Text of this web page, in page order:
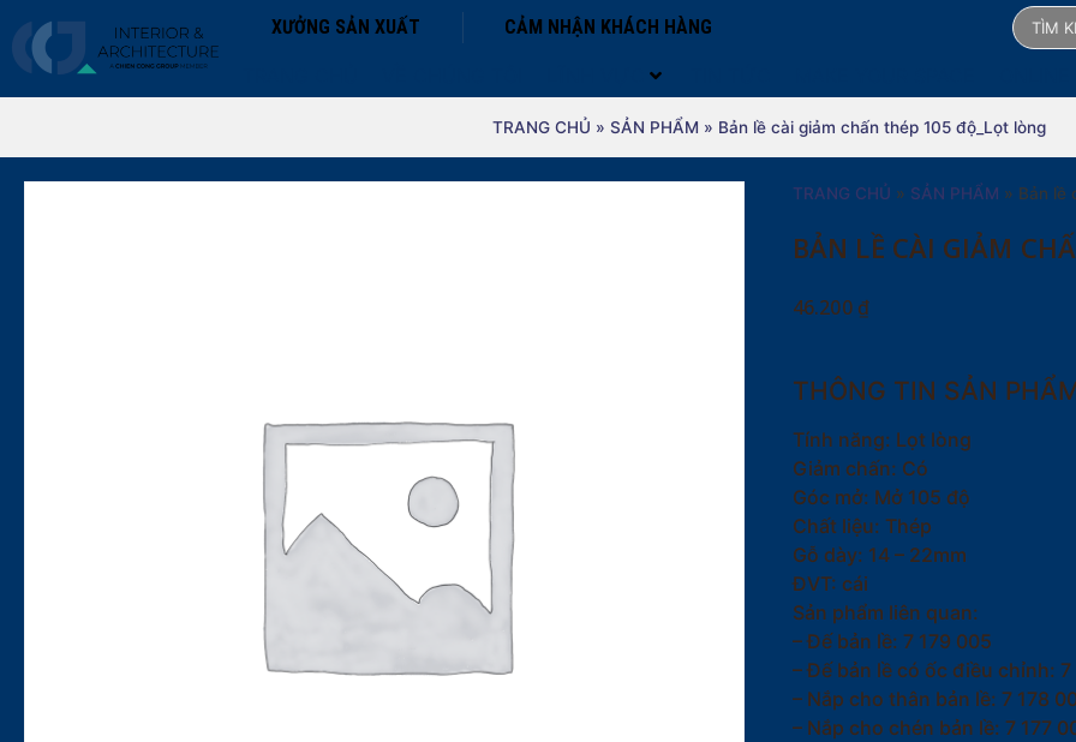
XƯỞNG SẢN XUẤT CẢM NHẬN KHÁCH HÀNG
TRANG CHỦ » SẢN PHẨM » Bản lề cài giảm chấn thép 105 độ_Lọt lòng
TRANG CHỦ » SẢN PHẨM » Bản lề
BẢN LỀ CÀI GIẢM
46.200 ₫
THÔNG TIN SẢN
Tính năng: Lọt lòng
Giảm chấn: Có
Góc mở: Mở 105 độ
Chất liệu: Thép
Gỗ dày: 14 – 22mm
ĐVT: cái
Sản phẩm liên quan:
– Đế bản lề: 7 179 005
– Đế bản lề có ốc điều chỉnh: 7
– Nắp cho thân bản lề: 7 178
– Nắp cho chén bản lề: 7 177